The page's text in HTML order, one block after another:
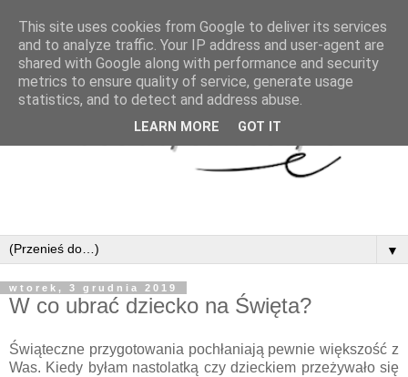
▼
wtorek, 3 grudnia 2019
W co ubrać dziecko na Święta?
Świąteczne przygotowania pochłaniają pewnie większość z
Was. Kiedy byłam nastolatką czy dzieckiem przeżywało się
This site uses cookies from Google to deliver its services
and to analyze traffic. Your IP address and user-agent are
shared with Google along with performance and security
metrics to ensure quality of service, generate usage
statistics, and to detect and address abuse.
LEARN MORE GOT IT